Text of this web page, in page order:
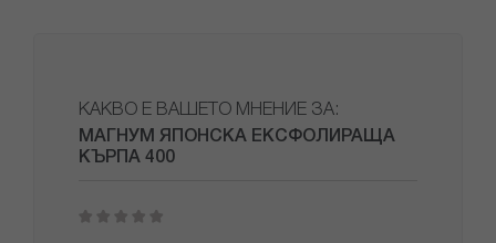
КАКВО Е ВАШЕТО МНЕНИЕ ЗА:
МАГНУМ ЯПОНСКА ЕКСФОЛИРАЩА
КЪРПА 400